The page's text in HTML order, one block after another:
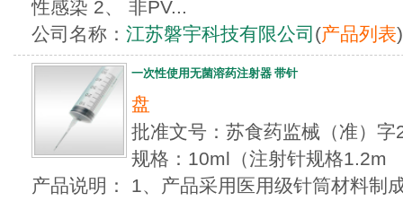
性感染 2、 非PV...
公司名称： 江苏磐宇科技有限公司 (产品列表)
一次性使用无菌溶药注射器 带针
盘
批准文号：苏食药监械（准
规格：10ml（注射针规格1.2m
产品说明： 1、产品采用医用级针筒材料制